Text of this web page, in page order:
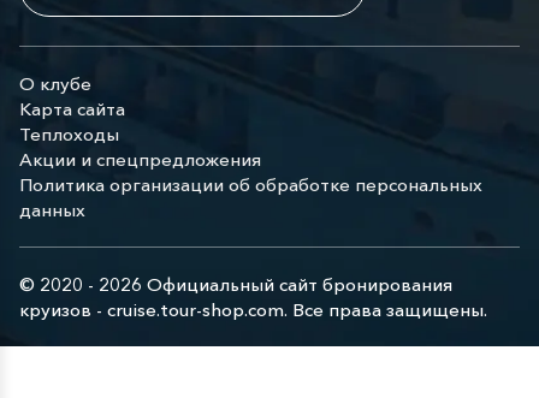
О клубе
Карта сайта
Теплоходы
Акции и спецпредложения
Политика организации об обработке персональных
данных
© 2020 - 2026 Официальный сайт бронирования
круизов - cruise.tour-shop.com. Все права защищены.